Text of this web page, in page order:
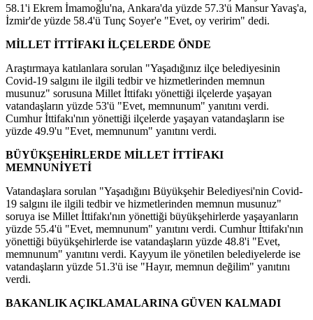
58.1'i Ekrem İmamoğlu'na, Ankara'da yüzde 57.3'ü Mansur Yavaş'a,
İzmir'de yüzde 58.4'ü Tunç Soyer'e "Evet, oy veririm" dedi.
MİLLET İTTİFAKI İLÇELERDE ÖNDE
Araştırmaya katılanlara sorulan "Yaşadığınız ilçe belediyesinin
Covid-19 salgını ile ilgili tedbir ve hizmetlerinden memnun
musunuz" sorusuna Millet İttifakı yönettiği ilçelerde yaşayan
vatandaşların yüzde 53'ü "Evet, memnunum" yanıtını verdi.
Cumhur İttifakı'nın yönettiği ilçelerde yaşayan vatandaşların ise
yüzde 49.9'u "Evet, memnunum" yanıtını verdi.
BÜYÜKŞEHİRLERDE MİLLET İTTİFAKI
MEMNUNİYETİ
Vatandaşlara sorulan "Yaşadığını Büyükşehir Belediyesi'nin Covid-
19 salgını ile ilgili tedbir ve hizmetlerinden memnun musunuz"
soruya ise Millet İttifakı'nın yönettiği büyükşehirlerde yaşayanların
yüzde 55.4'ü "Evet, memnunum" yanıtını verdi. Cumhur İttifakı'nın
yönettiği büyükşehirlerde ise vatandaşların yüzde 48.8'i "Evet,
memnunum" yanıtını verdi. Kayyum ile yönetilen belediyelerde ise
vatandaşların yüzde 51.3'ü ise "Hayır, memnun değilim" yanıtını
verdi.
BAKANLIK AÇIKLAMALARINA GÜVEN KALMADI